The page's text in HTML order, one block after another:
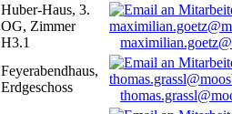
Huber-Haus, 3.
OG, Zimmer
H3.1
Feyerabendhaus,
Erdgeschoss